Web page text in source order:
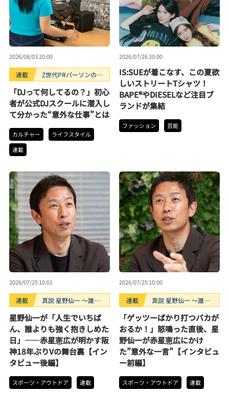
2026/08/03 20:00
連載
Z世代PRパーソンのキ
「DJって何してるの？」初心
者が公式DJスクールに潜入し
て分かった“意外な仕事”とは
カルチャー
ライフスタイル
連載
2026/07/26 20:00
IS:SUEが着こなす、この夏欲
しいストリートTシャツ！
BAPE®やDIESELなど注目ブ
ランドが集結
ファッション 芸能
2026/07/25 10:01
連載
真説 星野仙一 ～誰も
裏側～
星野仙一が「人生でいちば
ん、誰よりも強く抱きしめた
日」――赤星憲広が明かす阪
神18年ぶりVの舞台裏【イン
タビュー後編】
スポーツ・アウトドア 連載
2026/07/25 10:00
連載
真説 星野仙一 ～誰も
裏側～
「ゲッツーばかり打つバカが
おるか！」怒鳴った直後、星
野仙一が赤星憲広にかけ
た”意外な一言”【インタビュ
ー前編】
スポーツ・アウトドア 連載